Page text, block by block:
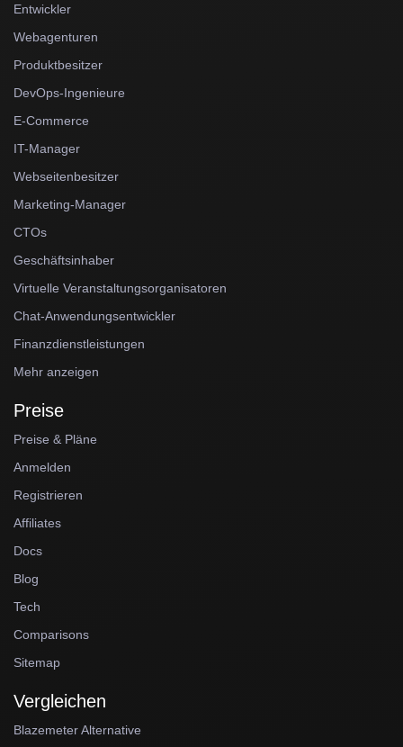
Entwickler
Webagenturen
Produktbesitzer
DevOps-Ingenieure
E-Commerce
IT-Manager
Webseitenbesitzer
Marketing-Manager
CTOs
Geschäftsinhaber
Virtuelle Veranstaltungsorganisatoren
Chat-Anwendungsentwickler
Finanzdienstleistungen
Mehr anzeigen
Preise
Preise & Pläne
Anmelden
Registrieren
Affiliates
Docs
Blog
Tech
Comparisons
Sitemap
Vergleichen
Blazemeter Alternative